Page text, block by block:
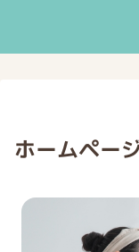
ホームペー